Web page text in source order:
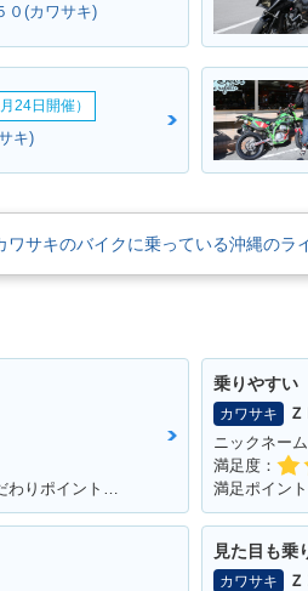
(カワサキ)
24日開催）
キ)
ワサキのバイクに乗っている沖縄のラ
乗りやすい
カワサキ
ニックネー
満足度：
満足ポイン
見た目も乗
カワサキ